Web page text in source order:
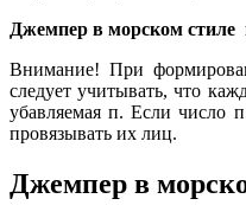
Джемпер в морском
Внимание! При
следует учитывать, что
убавляемая п. Если число
провязывать их лиц.
Джемпер в